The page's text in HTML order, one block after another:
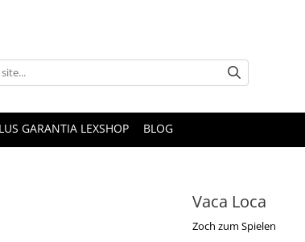
GARANTIA LEXSHOP BLOG
Vaca Loca
Zoch zum Spielen